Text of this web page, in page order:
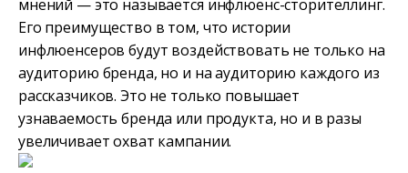
мнений — это называется инфлюенс-сторителлинг.
Его преимущество в том, что истории
инфлюенсеров будут воздействовать не только на
аудиторию бренда, но и на аудиторию каждого из
рассказчиков. Это не только повышает
узнаваемость бренда или продукта, но и в разы
увеличивает охват кампании.